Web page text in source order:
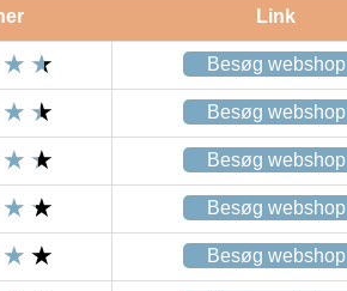
Link
Besøg webshop
Besøg webshop
Besøg webshop
Besøg webshop
Besøg webshop